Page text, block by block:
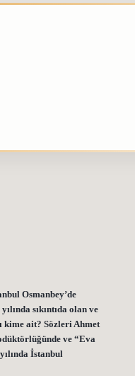
Osmanbey’de
sıkıntıda olan ve
kime ait? Sözleri Ahmet
ve “Eva
İstanbul